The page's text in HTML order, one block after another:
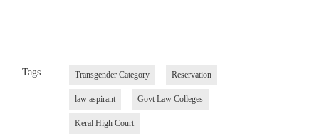
Tags Transgender Category Reservation
law aspirant Govt Law Colleges
Keral High Court